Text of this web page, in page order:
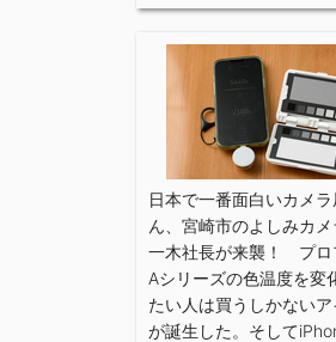
日本で一番面白いカメラ
ん、宮崎市のよしみカメ
一木社長が来襲！ プロ
Aシリーズの色温度を変
たい人は買うしかないア
が誕生した。そして